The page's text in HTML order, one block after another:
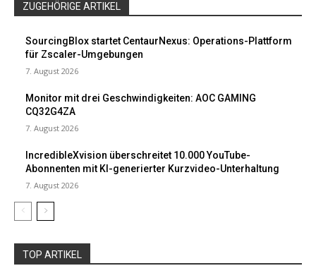
ZUGEHÖRIGE ARTIKEL
SourcingBlox startet CentaurNexus: Operations-Plattform
für Zscaler-Umgebungen
7. August 2026
Monitor mit drei Geschwindigkeiten: AOC GAMING
CQ32G4ZA
7. August 2026
IncredibleXvision überschreitet 10.000 YouTube-
Abonnenten mit KI-generierter Kurzvideo-Unterhaltung
7. August 2026
TOP ARTIKEL